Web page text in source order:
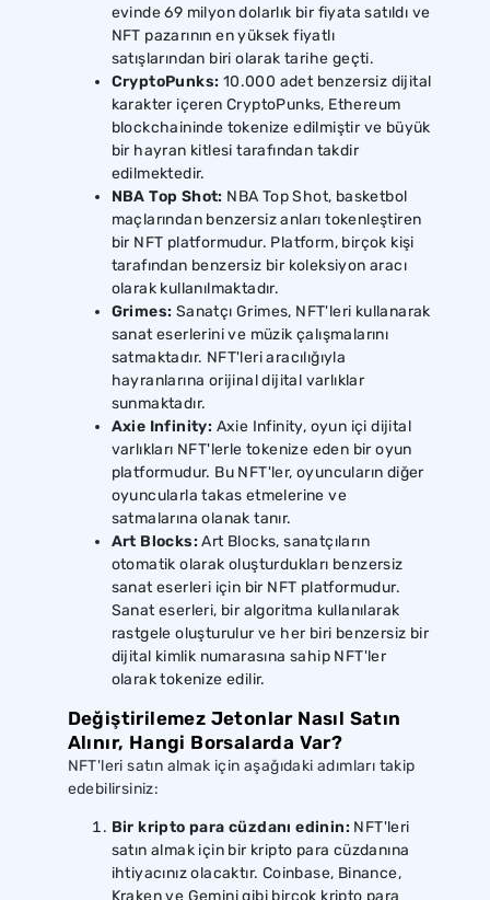
evinde 69 milyon dolarlık bir fiyata satıldı ve
NFT pazarının en yüksek fiyatlı
satışlarından biri olarak tarihe geçti.
CryptoPunks: 10.000 adet benzersiz dijital
karakter içeren CryptoPunks, Ethereum
blockchaininde tokenize edilmiştir ve büyük
bir hayran kitlesi tarafından takdir
edilmektedir.
NBA Top Shot: NBA Top Shot, basketbol
maçlarından benzersiz anları tokenleştiren
bir NFT platformudur. Platform, birçok kişi
tarafından benzersiz bir koleksiyon aracı
olarak kullanılmaktadır.
Grimes: Sanatçı Grimes, NFT'leri kullanarak
sanat eserlerini ve müzik çalışmalarını
satmaktadır. NFT'leri aracılığıyla
hayranlarına orijinal dijital varlıklar
sunmaktadır.
Axie Infinity: Axie Infinity, oyun içi dijital
varlıkları NFT'lerle tokenize eden bir oyun
platformudur. Bu NFT'ler, oyuncuların diğer
oyuncularla takas etmelerine ve
satmalarına olanak tanır.
Art Blocks:Art Blocks, sanatçıların
otomatik olarak oluşturdukları benzersiz
sanat eserleri için bir NFT platformudur.
Sanat eserleri, bir algoritma kullanılarak
rastgele oluşturulur ve her biri benzersiz bir
dijital kimlik numarasına sahip NFT'ler
olarak tokenize edilir.
Değiştirilemez Jetonlar Nasıl Satın
Alınır, Hangi Borsalarda Var?
NFT'leri satın almak için aşağıdaki adımları takip
edebilirsiniz:
Bir kripto para cüzdanı edinin: NFT'leri
satın almak için bir kripto para cüzdanına
ihtiyacınız olacaktır. Coinbase, Binance,
Kraken ve Gemini gibi birçok kripto para